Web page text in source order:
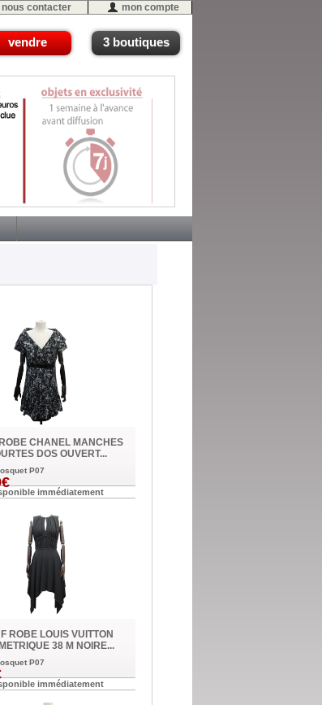
nous contacter mon compte
vendre 3 boutiques
CHANEL MANCHES
DOS OUVERT...
P07
immédiatement
ROBE LOUIS VUITTON
38 M NOIRE...
P07
immédiatement